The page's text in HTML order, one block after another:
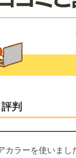
判
カラーを使いまし